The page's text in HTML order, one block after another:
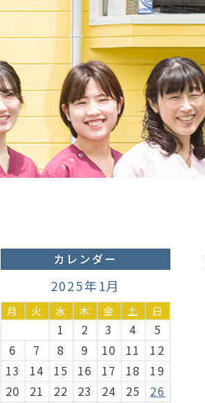
カレンダー
2025年1月
月 火 水 木 金 土 日
1 2 3 4
5
6
7 8 9 10 11
12
13
14 15 16 17 18
19
20
21 22 23 24 25
26